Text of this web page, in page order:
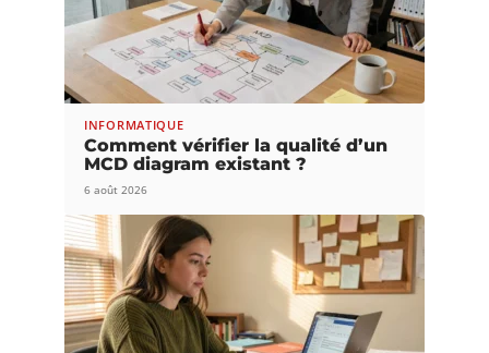
INFORMATIQUE
Comment vérifier la qualité d’un
MCD diagram existant ?
6 août 2026